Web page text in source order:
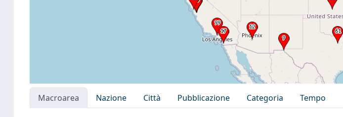
Macroarea Nazione Città Pubblicazione Categoria
Tempo